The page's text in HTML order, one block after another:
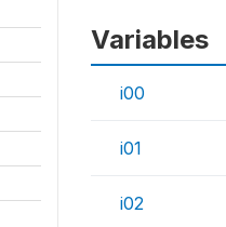
Variables
i00
i01
i02